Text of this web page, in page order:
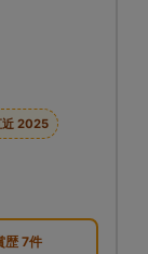
近 2025
歴 7件